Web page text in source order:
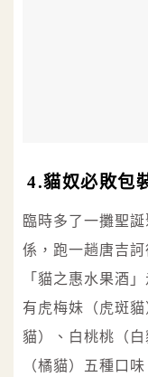
4.貓奴必敗包
臨時多了一攤聖
係，跑一趟唐吉
「貓之惠水果酒
有虎梅妹（虎斑
貓）、白桃桃（
（橘貓）五種口